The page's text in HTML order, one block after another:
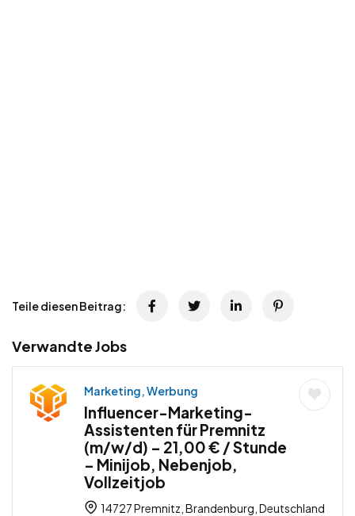
Teile diesen Beitrag:
Verwandte Jobs
Marketing, Werbung
Influencer-Marketing-
Assistenten für Premnitz
(m/w/d) – 21,00 € / Stunde
– Minijob, Nebenjob,
Vollzeitjob
14727 Premnitz, Brandenburg, Deutschland